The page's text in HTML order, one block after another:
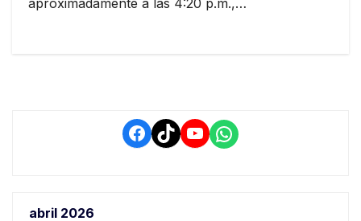
aproximadamente a las 4:20 p.m.,…
Facebook
TikTokYouTube
WhatsApp
abril 2026